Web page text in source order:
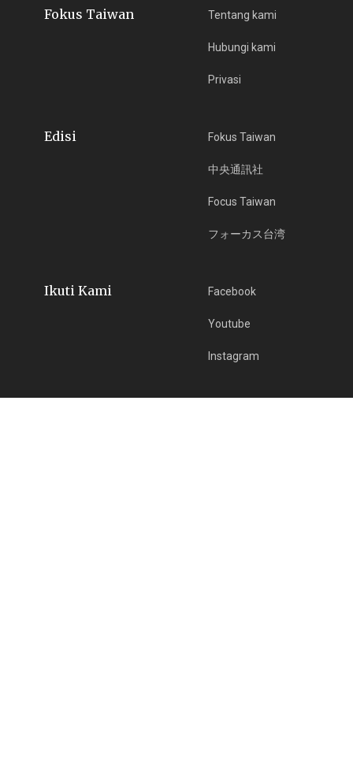
Fokus Taiwan Tentang kami
Hubungi kami
Privasi
Edisi Fokus Taiwan
中央通訊社
Focus Taiwan
フォーカス台湾
Ikuti Kami Facebook
Youtube
Instagram